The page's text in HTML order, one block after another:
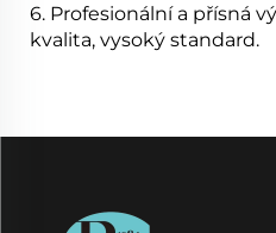
6. Profesionální a přísná
kvalita, vysoký standard.